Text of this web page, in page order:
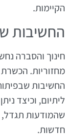
הקיימות.
החשיבות
חינוך והסברה
מחזוריות.
החשיבות
ליתיום, וכיצד
שהמודעות תגדל,
חדשות.